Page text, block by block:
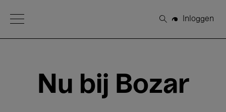
Open Menu
Zoeken
Inloggen
Nu bij Bozar